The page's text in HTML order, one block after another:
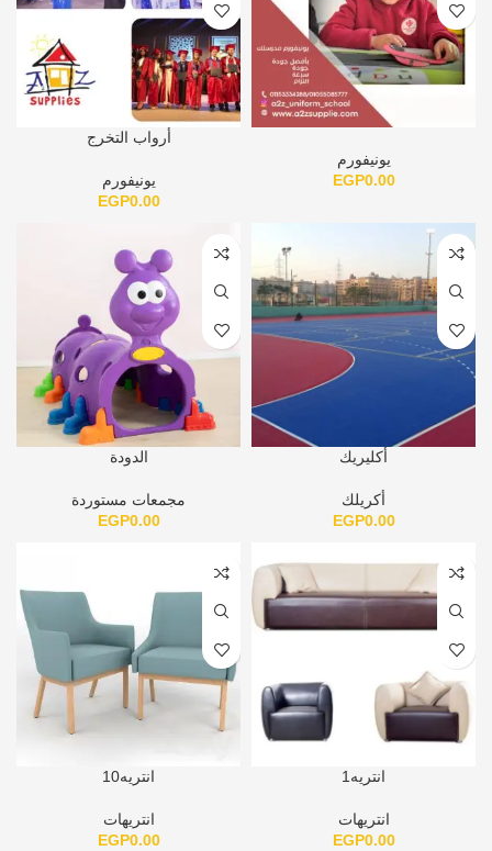
يونيفورم
EGP0.00
أرواب التخرج
يونيفورم
EGP0.00
أكليريك
أكريلك
EGP0.00
الدودة
مجمعات مستوردة
EGP0.00
انتريه1
انتريهات
EGP0.00
انتريه10
انتريهات
EGP0.00